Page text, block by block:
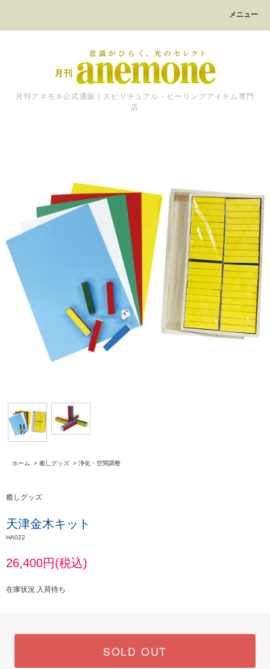
メニュー
月刊アネモネ公式通販｜スピリチュアル・ヒーリングアイテム専門
店
ホーム > 癒しグッズ > 浄化・空間調整
癒しグッズ
天津金木キット
HA022
26,400円(税込)
在庫状況 入荷待ち
SOLD OUT